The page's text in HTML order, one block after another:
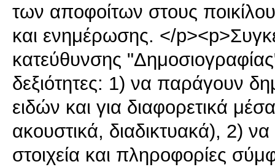
των αποφοίτων στους
και ενημέρωσης. </
κατεύθυνσης
δεξιότητες: 1) να παράγουν
ειδών και για διαφορετικά
ακουστικά, διαδικτυακά), 2)
στοιχεία και πληροφορίες